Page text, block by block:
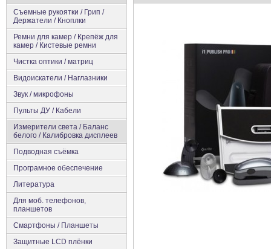
Съемные рукоятки / Грип /
Держатели / Кноплки
Ремни для камер / Крепёж для
камер / Кистевые ремни
Чистка оптики / матриц
Видоискатели / Наглазники
Звук / микрофоны
Пульты ДУ / Кабели
Измерители света / Баланс
белого / Калибровка дисплеев
Подводная съёмка
Програмное обеспечение
Литература
Для моб. телефонов,
планшетов
Смартфоны / Планшеты
Защитные LCD плёнки